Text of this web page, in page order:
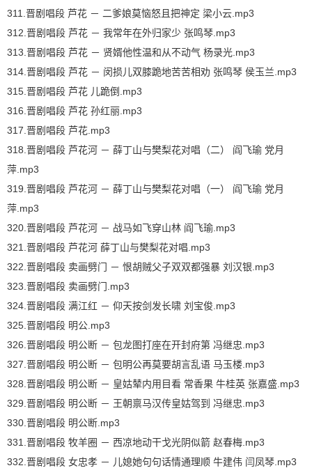
311.晋剧唱段 芦花 － 二爹娘莫恼怒且把神定 梁小云.mp3
312.晋剧唱段 芦花 － 我常年在外归家少 张鸣琴.mp3
313.晋剧唱段 芦花 － 贤婿他性温和从不动气 杨录光.mp3
314.晋剧唱段 芦花 － 闵损儿双膝跪地苦苦相劝 张鸣琴 侯玉兰.mp3
315.晋剧唱段 芦花 儿跪倒.mp3
316.晋剧唱段 芦花 孙红丽.mp3
317.晋剧唱段 芦花.mp3
318.晋剧唱段 芦花河 － 薛丁山与樊梨花对唱（二） 阎飞瑜 党月
萍.mp3
319.晋剧唱段 芦花河 － 薛丁山与樊梨花对唱（一） 阎飞瑜 党月
萍.mp3
320.晋剧唱段 芦花河 － 战马如飞穿山林 阎飞瑜.mp3
321.晋剧唱段 芦花河 薛丁山与樊梨花对唱.mp3
322.晋剧唱段 卖画劈门 － 恨胡贼父子双双都强暴 刘汉银.mp3
323.晋剧唱段 卖画劈门.mp3
324.晋剧唱段 满江红 － 仰天按剑发长啸 刘宝俊.mp3
325.晋剧唱段 明公.mp3
326.晋剧唱段 明公断 － 包龙图打座在开封府第 冯继忠.mp3
327.晋剧唱段 明公断 － 包明公再莫要胡言乱语 马玉楼.mp3
328.晋剧唱段 明公断 － 皇姑辇内用目看 常香果 牛桂英 张嘉盛.mp3
329.晋剧唱段 明公断 － 王朝禀马汉传皇姑驾到 冯继忠.mp3
330.晋剧唱段 明公断.mp3
331.晋剧唱段 牧羊圈 － 西凉地动干戈光阴似箭 赵春梅.mp3
332.晋剧唱段 女忠孝 － 儿媳她句句话情通理顺 牛建伟 闫凤琴.mp3